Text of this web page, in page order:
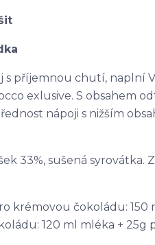
s příjemnou chutí, naplní
exlusive. S obsahem
nápoji s nižším
33%, sušená syrovátka.
krémovou čokoládu: 150
120 ml mléka + 25g